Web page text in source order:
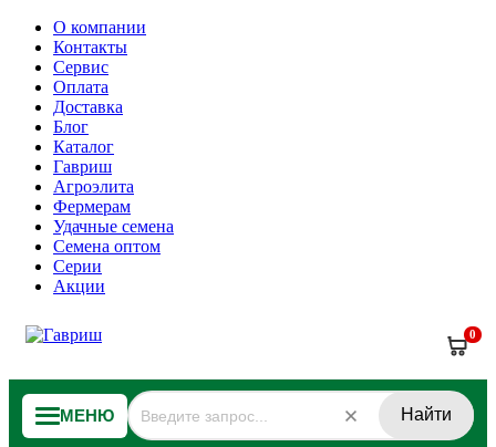
О компании
Контакты
Сервис
Оплата
Доставка
Блог
Каталог
Гавриш
Агроэлита
Фермерам
Удачные семена
Семена оптом
Серии
Акции
0
МЕНЮ Найти